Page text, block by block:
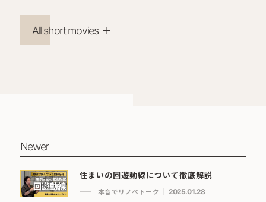
All short movies
Newer
住まいの回遊動線について徹底解説
本音でリノベトーク 2025.01.28